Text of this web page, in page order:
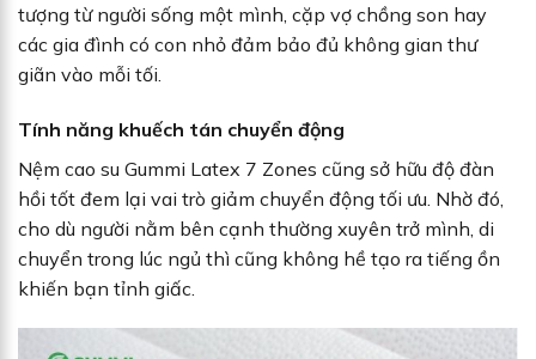
tượng từ người sống một mình, cặp vợ chồng son hay
các gia đình có con nhỏ đảm bảo đủ không gian thư
giãn vào mỗi tối.
Tính năng khuếch tán chuyển động
Nệm cao su Gummi Latex 7 Zones cũng sở hữu độ đàn
hồi tốt đem lại vai trò giảm chuyển động tối ưu. Nhờ đó,
cho dù người nằm bên cạnh thường xuyên trở mình, di
chuyển trong lúc ngủ thì cũng không hề tạo ra tiếng ồn
khiến bạn tỉnh giấc.